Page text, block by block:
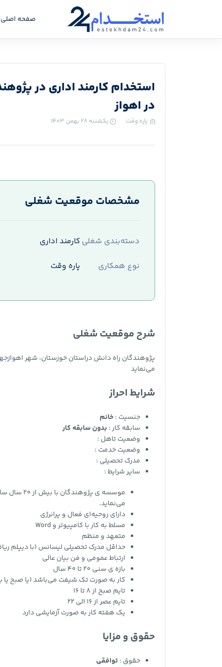
صفحه اصلی
استخدام کارمند اداری در
در اهواز
پاره وقت یکشنبه ۲۸ بهمن ۱۴۰۳
مشخصات موقعیت شغلی
دسته‌بندی شغلی کارمند اداری
نوع همکاری
پاره وقت
شرح موقعیت شغلی
پژوهندگان راه دانش دراستان خوزستان، شهر
می‌نماید
شرایط احراز
جنسیت :خانم
سابقه کار : بدون سابقه کار
وضعیت تاهل :
وضعیت خدمت :
مدرک تحصیلی :
سایر شرایط :
موسسه ی
می‌نماید.
دارای روحیه‌ای فعال و پرانرژی
مسلط به کار با کامپیوتر و Word
متعهد و منظم
حداقل مدرک تحصیلی لیسانس (با دیپلم
ارتباط عمومی و فن بیان عالی
بازه ی سنی 20 تا 40 سال
کار به صورت تک شیفت می‌باشد (یا صبح یا
تایم صبح از 8 تا 16
تایم عصر از 16 الی 22
یک هفته کار به صورت آزمایشی دارد
حقوق و مزایا
حقوق :توافقی